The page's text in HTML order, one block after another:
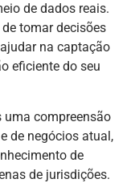
de dados reais.
tomar decisões
na captação
eficiente do seu
uma compreensão
de negócios atual,
de
de jurisdições.